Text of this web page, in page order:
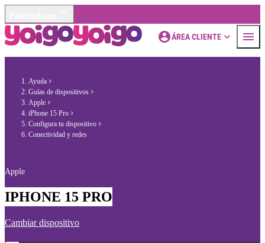
ÁREA CLIENTE
Ayuda
Guías de dispositivos
Apple
iPhone 15 Pro
Configura tu dispositivo
Conectividad y redes
Apple
IPHONE 15 PRO
Cambiar dispositivo